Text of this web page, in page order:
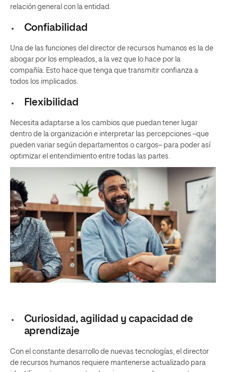
relación general con la entidad.
Confiabilidad
Una de las funciones del director de recursos humanos es la de
abogar por los empleados, a la vez que lo hace por la
compañía. Esto hace que tenga que transmitir confianza a
todos los implicados.
Flexibilidad
Necesita adaptarse a los cambios que puedan tener lugar
dentro de la organización e interpretar las percepciones –que
pueden variar según departamentos o cargos– para poder así
optimizar el entendimiento entre todas las partes.
Curiosidad, agilidad y capacidad de
aprendizaje
Con el constante desarrollo de nuevas tecnologías, el director
de recursos humanos requiere mantenerse actualizado para